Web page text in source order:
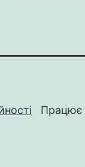
Працює